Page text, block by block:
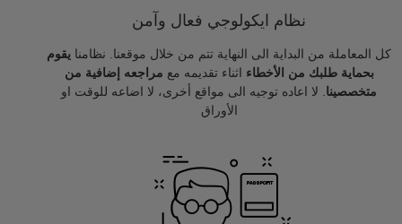
نظام ايكولوجي فعال وآمن
كل المعاملة من البداية الى النهاية تتم من خلال موقعنا. نظامنا يقوم
بحماية طلبك من الأخطاء اثناء تقديمه مع مراجعه إضافية من
متخصصينا . لا اعاده توجيه الى مواقع أخرى، لا اضاعه للوقت او
الأوراق